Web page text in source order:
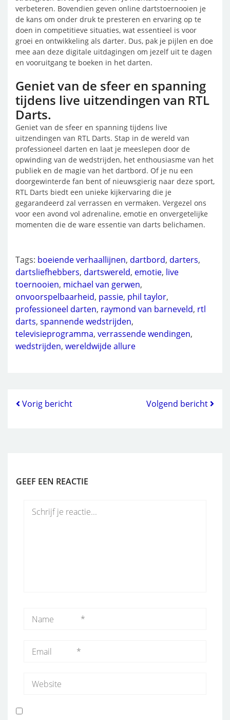
verbeteren. Bovendien geven online dartstoernooien je
de kans om onder druk te presteren en ervaring op te
doen in competitieve situaties, wat essentieel is voor
groei en ontwikkeling als darter. Dus, pak je pijlen en doe
mee aan deze digitale uitdagingen om jezelf uit te dagen
en vooruitgang te boeken in het darten.
Geniet van de sfeer en spanning
tijdens live uitzendingen van RTL
Darts.
Geniet van de sfeer en spanning tijdens live
uitzendingen van RTL Darts. Stap in de wereld van
professioneel darten en laat je meeslepen door de
opwinding van de wedstrijden, het enthousiasme van het
publiek en de magie van het dartbord. Of je nu een
doorgewinterde fan bent of nieuwsgierig naar deze sport,
RTL Darts biedt een unieke kijkervaring die je
gegarandeerd zal verrassen en vermaken. Vergezel ons
voor een avond vol adrenaline, emotie en onvergetelijke
momenten die de ware essentie van darts belichamen.
Tags: boeiende verhaallijnen, dartbord, darters,
dartsliefhebbers, dartswereld, emotie, live
toernooien, michael van gerwen,
onvoorspelbaarheid, passie, phil taylor,
professioneel darten, raymond van barneveld, rtl
darts, spannende wedstrijden,
televisieprogramma, verrassende wendingen,
wedstrijden, wereldwijde allure
Vorig bericht Volgend bericht
GEEF EEN REACTIE